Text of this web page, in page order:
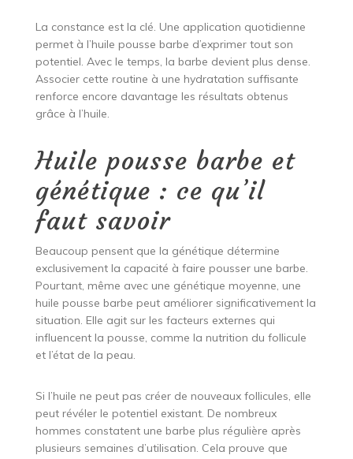
La constance est la clé. Une application quotidienne
permet à l’huile pousse barbe d’exprimer tout son
potentiel. Avec le temps, la barbe devient plus dense.
Associer cette routine à une hydratation suffisante
renforce encore davantage les résultats obtenus
grâce à l’huile.
Huile pousse barbe et
génétique : ce qu’il
faut savoir
Beaucoup pensent que la génétique détermine
exclusivement la capacité à faire pousser une barbe.
Pourtant, même avec une génétique moyenne, une
huile pousse barbe peut améliorer significativement la
situation. Elle agit sur les facteurs externes qui
influencent la pousse, comme la nutrition du follicule
et l’état de la peau.
Si l’huile ne peut pas créer de nouveaux follicules, elle
peut révéler le potentiel existant. De nombreux
hommes constatent une barbe plus régulière après
plusieurs semaines d’utilisation. Cela prouve que